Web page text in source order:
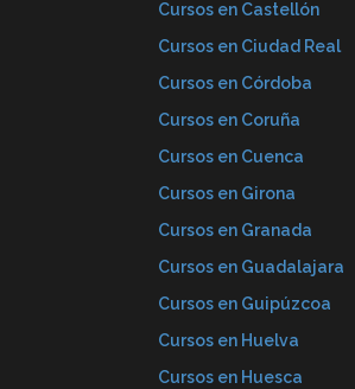
Cursos en Castellón
Cursos en Ciudad Real
Cursos en Córdoba
Cursos en Coruña
Cursos en Cuenca
Cursos en Girona
Cursos en Granada
Cursos en Guadalajara
Cursos en Guipúzcoa
Cursos en Huelva
Cursos en Huesca